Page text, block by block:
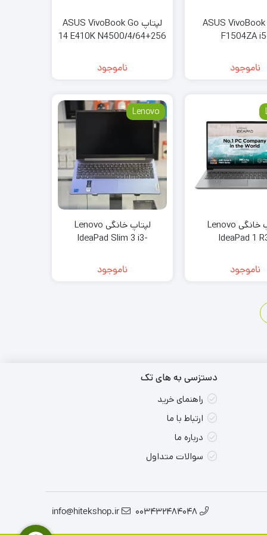
لپتاپ ASUS VivoBook
F1504ZA
ناموجود
لپتاپ ASUS VivoBook Go
14 E410K N4500/4/64+256
ناموجود
لپتاپ خانگی Lenovo
IdeaPad 1
ناموجود
Lenovo
لپتاپ خانگی Lenovo
IdeaPad Slim 3 i3-
ناموجود
دستزسی به های تک
راهنمای خرید
ارتباط با ما
درباره ما
سوالات متداول
003432484048
info@hitekshop.ir